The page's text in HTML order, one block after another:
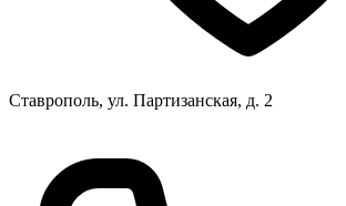
Ставрополь, ул. Партизанская, д. 2